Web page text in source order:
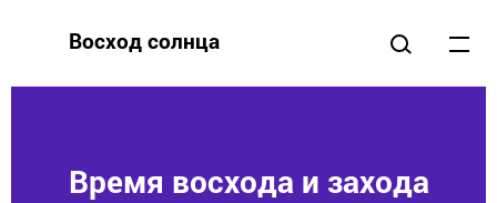
Восход солнца
Время восхода и захода